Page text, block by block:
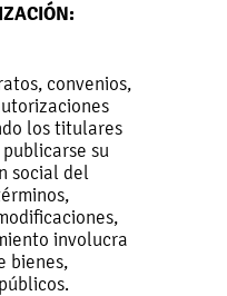
convenios,
los titulares
su
social del
involucra
bienes,